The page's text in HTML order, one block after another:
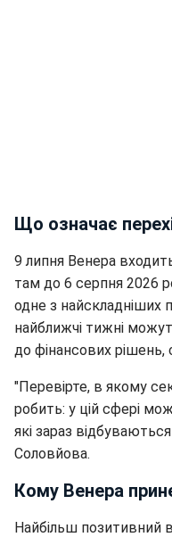
Що означає
9 липня Венера
там до 6 серпня 2026
одне з найскладніших
найближчі тижні
до фінансових рішень,
"Перевірте, в якому
робить: у цій сфері
які зараз
Соловйова.
Кому Венера
Найбільш позитивний